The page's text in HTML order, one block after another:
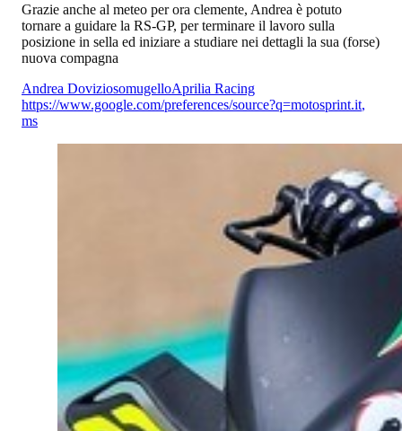
Grazie anche al meteo per ora clemente, Andrea è potuto
tornare a guidare la RS-GP, per terminare il lavoro sulla
posizione in sella ed iniziare a studiare nei dettagli la sua (forse)
nuova compagna
Andrea DoviziosomugelloAprilia Racing
https://www.google.com/preferences/source?q=motosprint.it,
ms